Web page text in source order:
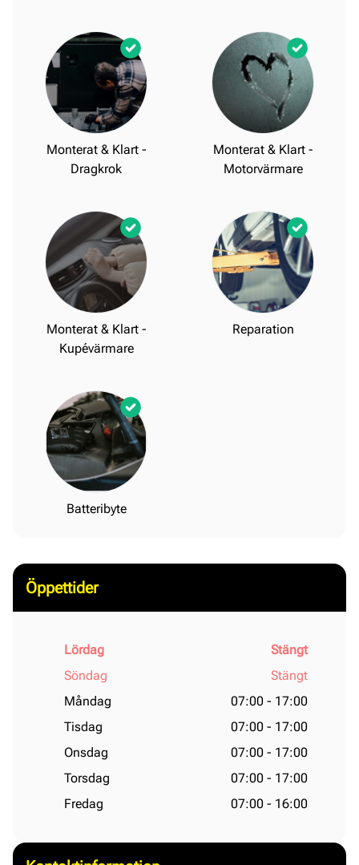
Monterat & Klart -
Dragkrok
Monterat & Klart -
Motorvärmare
Monterat & Klart -
Kupévärmare
Reparation
Batteribyte
Öppettider
Lördag
Stängt
Söndag
Stängt
Måndag
07:00 - 17:00
Tisdag
07:00 - 17:00
Onsdag
07:00 - 17:00
Torsdag
07:00 - 17:00
Fredag
07:00 - 16:00